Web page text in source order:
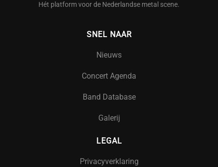
Hét platform voor de Nederlandse metal scene.
SNEL NAAR
Nieuws
Concert Agenda
Band Database
Galerij
LEGAL
Privacyverklaring